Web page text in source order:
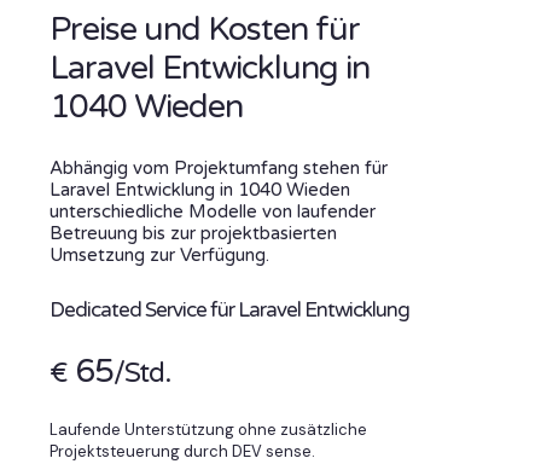
Preise und Kosten für
Laravel Entwicklung in
1040 Wieden
Abhängig vom Projektumfang stehen für
Laravel Entwicklung in 1040 Wieden
unterschiedliche Modelle von laufender
Betreuung bis zur projektbasierten
Umsetzung zur Verfügung.
Dedicated Service für Laravel Entwicklung
€ 65/Std.
Laufende Unterstützung ohne zusätzliche
Projektsteuerung durch DEV sense.